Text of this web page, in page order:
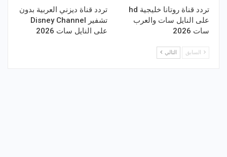
تردد قناة روتانا خليجية hd
على النايل سات والعرب
سات 2026
تردد قناة ديزني العربية بدون
تشفير Disney Channel
على النايل سات 2026
السابق التالي